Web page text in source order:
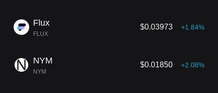
Flux
FLUX
$0.03973 +1.84%
NYM
NYM
$0.01850 +2.08%